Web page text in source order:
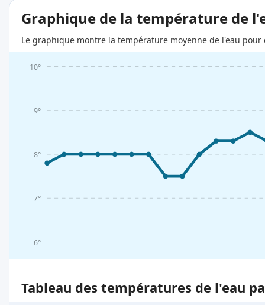
Graphique de la température de
Le graphique montre la température moyenne de l'eau
6°
7°
8°
9°
10°
Tableau des températures de l'eau